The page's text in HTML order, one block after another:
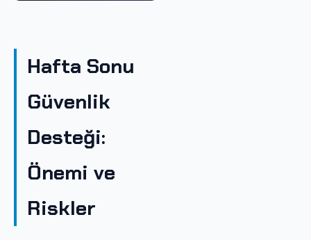
Hafta Sonu
Güvenlik
Desteği:
Önemi ve
Riskler